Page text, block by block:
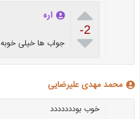

-2

اره
جواب ها خیلی خوبه
محمد مهدی علیرضایی
خوب بوددددددد